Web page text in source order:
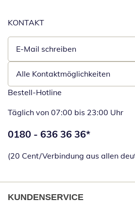
KONTAKT
E-Mail schreiben
Öffnet E-Mail-Client
Alle Kontaktmöglichkeiten
Bestell-Hotline
Täglich von 07:00 bis 23:00 Uhr
Telefonnummer:
0180 - 636 36 36*
(20 Cent/Verbindung aus allen
KUNDENSERVICE